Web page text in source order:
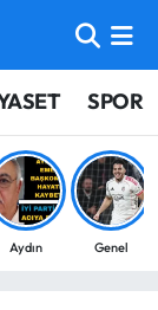
SPOR
Aydın Genel